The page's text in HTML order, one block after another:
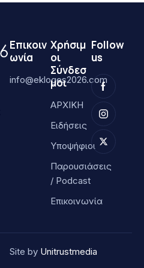
Επικοιν
ωνία
info@ekloges2026.com
Χρήσιμ
οι
Σύνδεσ
μοι
ΑΡΧΙΚΗ
Ειδήσεις
Υποψήφιοι
Παρουσιάσεις
/ Podcast
Επικοινωνία
Follow
us
Site by Unitrustmedia